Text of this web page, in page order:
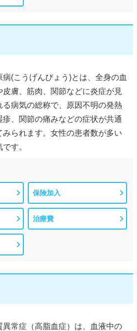
病(こうげんびょう)とは、全身の血
皮膚、筋肉、関節などに炎症が見
る病気の総称で、原因不明の発熱
疹、関節の痛みなどの症状が共通
みられます。女性の患者数が多い
す。
保険加入
治療費
異常症（高脂血症）は、血液中の